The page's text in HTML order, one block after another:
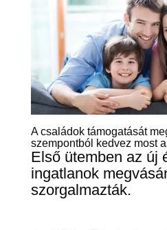
A családok támogatását
szempontból kedvez most
Első ütemben az új
ingatlanok
szorgalmazták.